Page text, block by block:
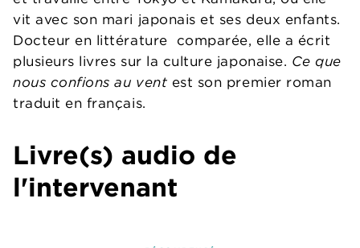
vit avec son mari japonais et ses deux enfants.
Docteur en littérature comparée, elle a écrit
plusieurs livres sur la culture japonaise. Ce que
nous confions au vent est son premier roman
traduit en français.
Livre(s) audio de
l'intervenant